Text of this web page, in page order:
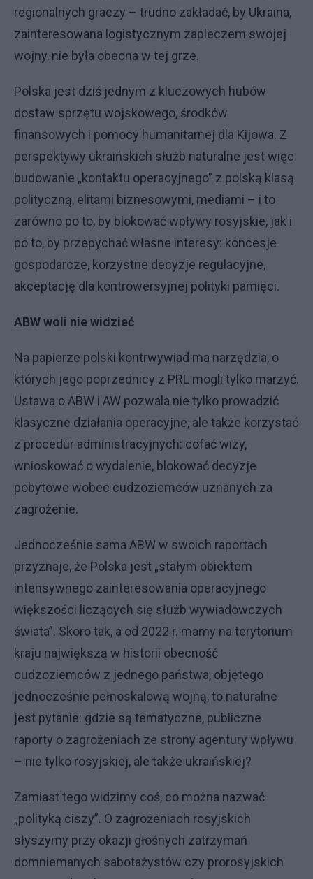
regionalnych graczy – trudno zakładać, by Ukraina,
zainteresowana logistycznym zapleczem swojej
wojny, nie była obecna w tej grze.
Polska jest dziś jednym z kluczowych hubów
dostaw sprzętu wojskowego, środków
finansowych i pomocy humanitarnej dla Kijowa. Z
perspektywy ukraińskich służb naturalne jest więc
budowanie „kontaktu operacyjnego” z polską klasą
polityczną, elitami biznesowymi, mediami – i to
zarówno po to, by blokować wpływy rosyjskie, jak i
po to, by przepychać własne interesy: koncesje
gospodarcze, korzystne decyzje regulacyjne,
akceptację dla kontrowersyjnej polityki pamięci.
ABW woli nie widzieć
Na papierze polski kontrwywiad ma narzędzia, o
których jego poprzednicy z PRL mogli tylko marzyć.
Ustawa o ABW i AW pozwala nie tylko prowadzić
klasyczne działania operacyjne, ale także korzystać
z procedur administracyjnych: cofać wizy,
wnioskować o wydalenie, blokować decyzje
pobytowe wobec cudzoziemców uznanych za
zagrożenie.
Jednocześnie sama ABW w swoich raportach
przyznaje, że Polska jest „stałym obiektem
intensywnego zainteresowania operacyjnego
większości liczących się służb wywiadowczych
świata”. Skoro tak, a od 2022 r. mamy na terytorium
kraju największą w historii obecność
cudzoziemców z jednego państwa, objętego
jednocześnie pełnoskalową wojną, to naturalne
jest pytanie: gdzie są tematyczne, publiczne
raporty o zagrożeniach ze strony agentury wpływu
– nie tylko rosyjskiej, ale także ukraińskiej?
Zamiast tego widzimy coś, co można nazwać
„polityką ciszy”. O zagrożeniach rosyjskich
słyszymy przy okazji głośnych zatrzymań
domniemanych sabotażystów czy prorosyjskich